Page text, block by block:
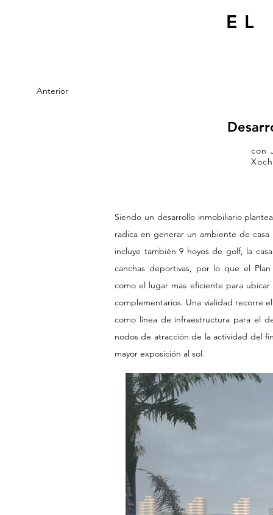
EL
Anterior
con
Siendo un desarrollo inmobiliario
radica en generar un ambiente de
incluye también 9 hoyos de golf, la
canchas deportivas, por lo que el
como el lugar mas eficiente para ubicar
complementarios. Una vialidad recorre
como línea de infraestructura para el
nodos de atracción de la actividad del
mayor exposición al sol.